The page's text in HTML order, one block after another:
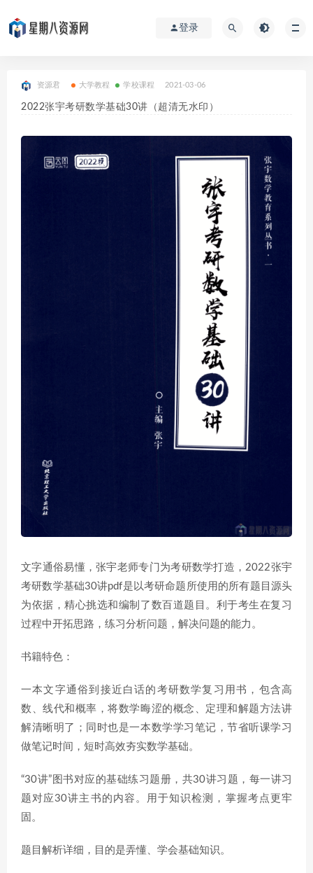
登录
资源君 大学教程 学校课程 2021-03-06
2022张宇考研数学基础30讲（超清无水印）
文字通俗易懂，张宇老师专门为考研数学打造，2022张宇
考研数学基础30讲pdf是以考研命题所使用的所有题目源头
为依据，精心挑选和编制了数百道题目。利于考生在复习
过程中开拓思路，练习分析问题，解决问题的能力。
书籍特色：
一本文字通俗到接近白话的考研数学复习用书，包含高
数、线代和概率，将数学晦涩的概念、定理和解题方法讲
解清晰明了；同时也是一本数学学习笔记，节省听课学习
做笔记时间，短时高效夯实数学基础。
“30讲”图书对应的基础练习题册，共30讲习题，每一讲习
题对应30讲主书的内容。用于知识检测，掌握考点更牢
固。
题目解析详细，目的是弄懂、学会基础知识。